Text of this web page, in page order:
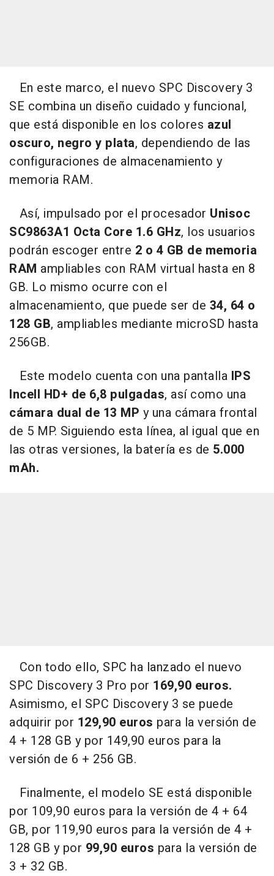
En este marco, el nuevo SPC Discovery 3
SE combina un diseño cuidado y funcional,
que está disponible en los colores azul
oscuro, negro y plata, dependiendo de las
configuraciones de almacenamiento y
memoria RAM.
Así, impulsado por el procesador Unisoc
SC9863A1 Octa Core 1.6 GHz, los usuarios
podrán escoger entre 2 o 4 GB de memoria
RAM ampliables con RAM virtual hasta en 8
GB. Lo mismo ocurre con el
almacenamiento, que puede ser de 34, 64 o
128 GB, ampliables mediante microSD hasta
256GB.
Este modelo cuenta con una pantalla IPS
Incell HD+ de 6,8 pulgadas, así como una
cámara dual de 13 MP y una cámara frontal
de 5 MP. Siguiendo esta línea, al igual que en
las otras versiones, la batería es de 5.000
mAh.
Con todo ello, SPC ha lanzado el nuevo
SPC Discovery 3 Pro por 169,90 euros.
Asimismo, el SPC Discovery 3 se puede
adquirir por 129,90 euros para la versión de
4 + 128 GB y por 149,90 euros para la
versión de 6 + 256 GB.
Finalmente, el modelo SE está disponible
por 109,90 euros para la versión de 4 + 64
GB, por 119,90 euros para la versión de 4 +
128 GB y por 99,90 euros para la versión de
3 + 32 GB.